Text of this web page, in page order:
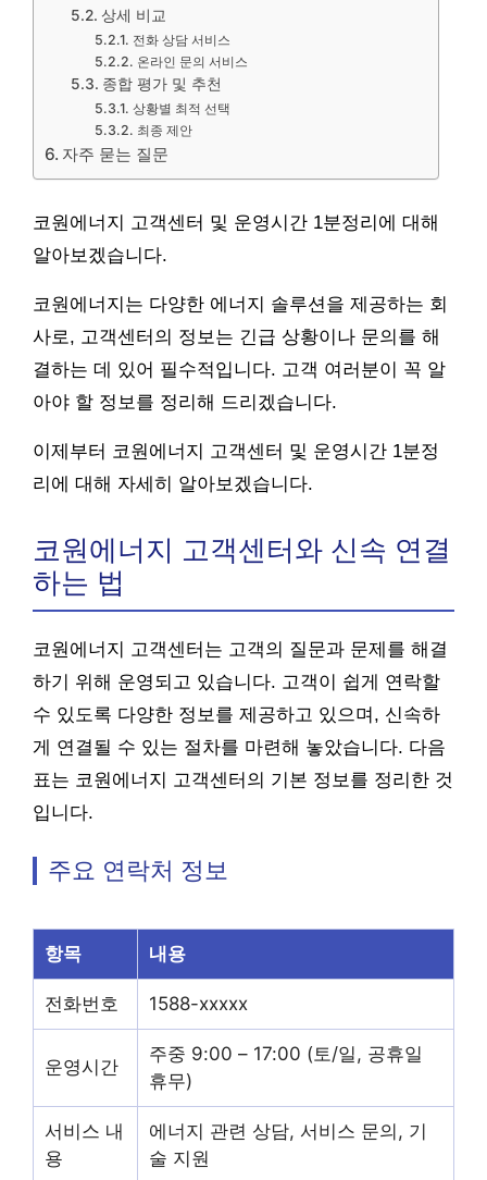
상세 비교
전화 상담 서비스
온라인 문의 서비스
종합 평가 및 추천
상황별 최적 선택
최종 제안
자주 묻는 질문
코원에너지 고객센터 및 운영시간 1분정리에 대해
알아보겠습니다.
코원에너지는 다양한 에너지 솔루션을 제공하는 회
사로, 고객센터의 정보는 긴급 상황이나 문의를 해
결하는 데 있어 필수적입니다. 고객 여러분이 꼭 알
아야 할 정보를 정리해 드리겠습니다.
이제부터 코원에너지 고객센터 및 운영시간 1분정
리에 대해 자세히 알아보겠습니다.
코원에너지 고객센터와 신속 연결
하는 법
코원에너지 고객센터는 고객의 질문과 문제를 해결
하기 위해 운영되고 있습니다. 고객이 쉽게 연락할
수 있도록 다양한 정보를 제공하고 있으며, 신속하
게 연결될 수 있는 절차를 마련해 놓았습니다. 다음
표는 코원에너지 고객센터의 기본 정보를 정리한 것
입니다.
주요 연락처 정보
항목 내용
전화번호 1588-xxxxx
운영시간
주중 9:00 – 17:00 (토/일, 공휴일
휴무)
서비스 내
용
에너지 관련 상담, 서비스 문의, 기
술 지원